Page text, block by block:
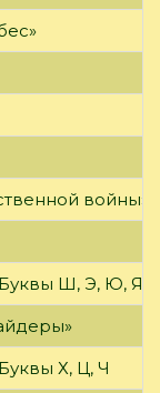
войны»
Буквы Ш, Э, Ю, Я
Х, Ц, Ч